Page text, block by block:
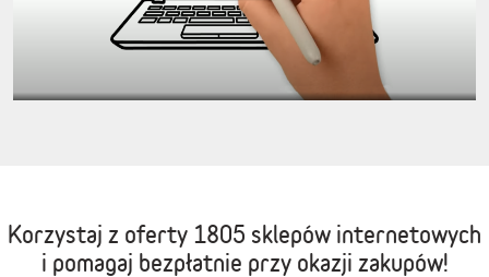
Korzystaj z oferty 1805 sklepów internetowych
i pomagaj bezpłatnie przy okazji zakupów!